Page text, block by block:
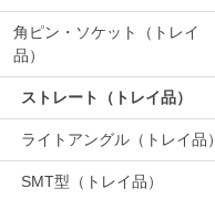
角ピン・ソケット（トレイ
品）
ストレート（トレイ品）
ライトアングル（トレイ品）
SMT型（トレイ品）